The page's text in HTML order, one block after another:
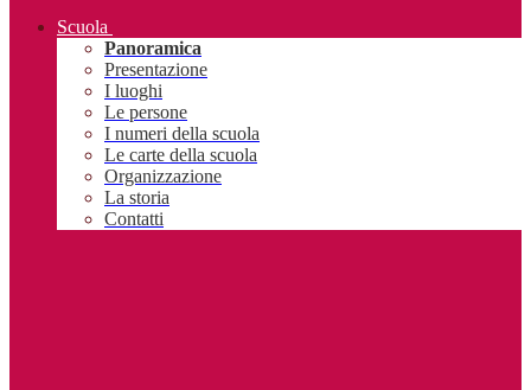
Scuola
Panoramica
Presentazione
I luoghi
Le persone
I numeri della scuola
Le carte della scuola
Organizzazione
La storia
Contatti